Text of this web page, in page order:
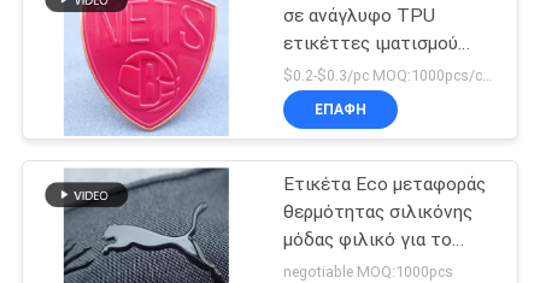
σε ανάγλυφο TPU
ετικέττες ιματισμού
μεταφοράς θερμότητας
διακριτικών ενδυμάτων
στις μπάλωμα
$0.2-$0.3/pc MOQ:1000pcs/color
ΕΠΑΦΉ
Ετικέτα Eco μεταφοράς
θερμότητας σιλικόνης
μόδας φιλικό για το
αθλητικό ένδυμα
negotiable MOQ:1000pcs